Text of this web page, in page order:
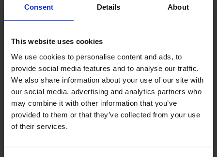
Consent Details About
This website uses cookies
We use cookies to personalise content and ads, to
provide social media features and to analyse our traffic.
We also share information about your use of our site with
our social media, advertising and analytics partners who
may combine it with other information that you’ve
provided to them or that they’ve collected from your use
of their services.
problemerne. Super dejligt at der bliver taget tid til
for hurtigt frem."
BO